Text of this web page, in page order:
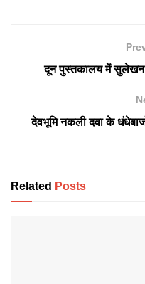
दून पुस्तकालय में सुलेखन
देवभूमि नकली दवा के
Related Posts